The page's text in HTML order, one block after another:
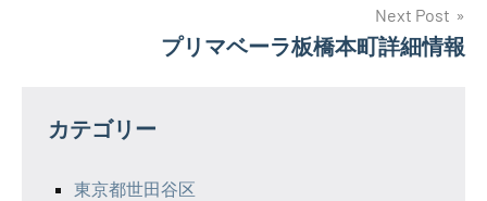
ー
Next Post
プリマベーラ板橋本町詳細情報
カテゴリー
東京都世田谷区